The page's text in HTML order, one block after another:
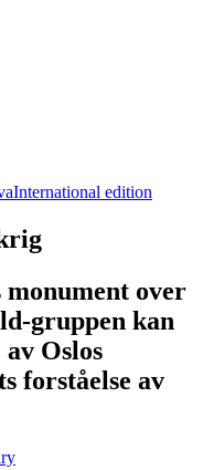
International edition
over
gruppen kan
Oslos
forståelse av